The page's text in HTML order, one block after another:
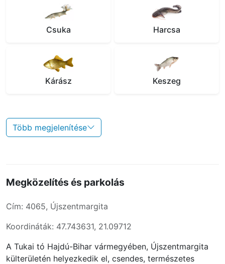
Csuka Harcsa
Kárász Keszeg
Több megjelenítése
Megközelítés és parkolás
Cím: 4065, Újszentmargita
Koordináták: 47.743631, 21.09712
A Tukai tó Hajdú-Bihar vármegyében, Újszentmargita
külterületén helyezkedik el, csendes, természetes